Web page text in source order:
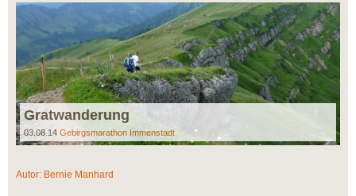
Gratwanderung
03.08.14 Gebirgsmarathon Immenstadt
Autor: Bernie Manhard